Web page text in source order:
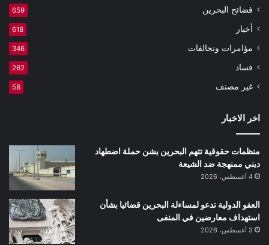
فضائح البحرين 659
أخبار 618
مؤامرات وتحالفات 346
فساد 262
غير مصنف 58
اخر الاخبار
منظمات حقوقية تتهم البحرين بشن حملة اضطهاد
ديني ممنهجة ضد الشيعة
4 أغسطس، 2026
العفو الدولية تدعو لمساءلة البحرين قضائيا بشأن
استهداف معارضين في المنفى
3 أغسطس، 2026